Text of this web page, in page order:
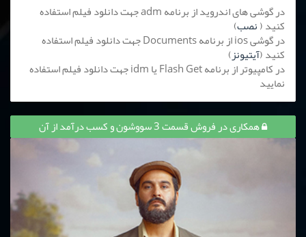
در گوشی های اندروید از برنامه adm جهت دانلود فیلم استفاده
کنید (نصب)
در گوشی ios از برنامه Documents جهت دانلود فیلم استفاده
کنید (آیتیونز)
در کامپیوتر از برنامه Flash Get یا idm جهت دانلود فیلم استفاده
نمایید
همکاری در فروش قسمت 3 سووشون و کسب درآمد از آن